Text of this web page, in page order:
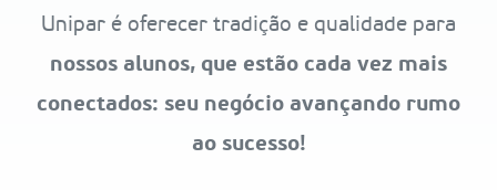
Unipar é oferecer tradição e qualidade para
nossos alunos, que estão cada vez mais
conectados: seu negócio avançando rumo
ao sucesso!